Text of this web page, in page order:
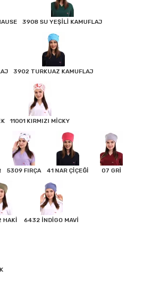
3908 SU YEŞİLİ KAMUFLAJ
3902 TURKUAZ KAMUFLAJ
11001 KIRMIZI MİCKY
5309 FIRÇA 41 NAR ÇİÇEĞİ 07 GRİ
HAKİ 6432 İNDİGO MAVİ